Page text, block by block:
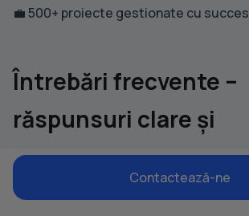
💼 500+ proiecte gestionate cu succes
Întrebări frecvente –
răspunsuri clare și
transparente
❓ De ce să aleg InAfaceri.ro?
Contactează-ne